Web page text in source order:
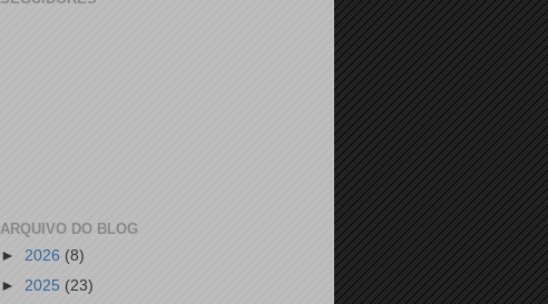
ARQUIVO DO BLOG
► 2026 (8)
► 2025 (23)